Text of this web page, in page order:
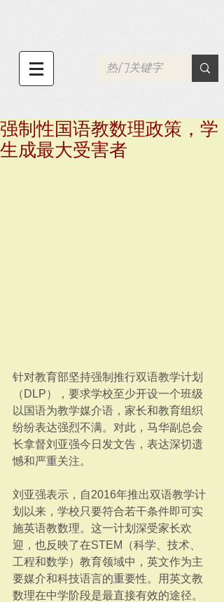
强制性国语教数理政策，学
生成最大受害者
针对教育部坚持强制推行双语教学计划
（DLP），要求学校至少开设一个班级
以国语为教学媒介语，家长和教育组织
纷纷表达强烈不满。对此，马华副总会
长拿督刘亚强今日发文告，表达深切遗
憾和严重关注。
刘亚强表示，自2016年推出双语教学计
划以来，学校只要符合若干条件即可实
施英语教数理。这一计划深受家长欢
迎，也反映了在STEM（科学、技术、
工程和数学）教育领域中，英文作为主
要媒介和科技语言的重要性。用英文教
数理在中学阶段是最直接有效的途径。